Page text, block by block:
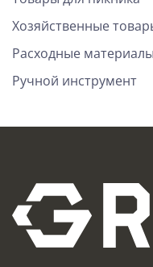
Хозяйственные
Расходные материалы
Ручной инструмент